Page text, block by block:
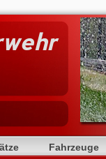
Fahrzeuge